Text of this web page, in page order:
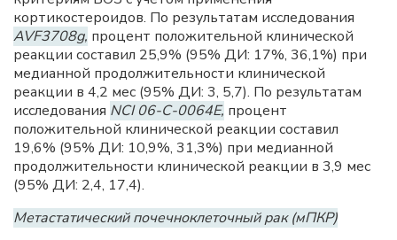
кортикостероидов. По результатам исследования
AVF3708g, процент положительной клинической
реакции составил 25,9% (95% ДИ: 17%, 36,1%) при
медианной продолжительности клинической
реакции в 4,2 мес (95% ДИ: 3, 5,7). По результатам
исследования NCI 06-C-0064E, процент
положительной клинической реакции составил
19,6% (95% ДИ: 10,9%, 31,3%) при медианной
продолжительности клинической реакции в 3,9 мес
(95% ДИ: 2,4, 17,4).
Метастатический почечноклеточный рак (мПКР)